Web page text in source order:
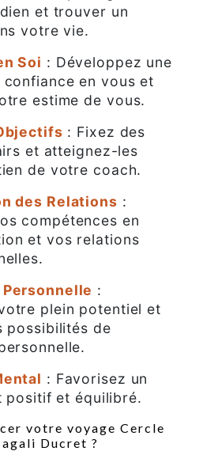
et trouver un
votre vie.
Soi : Développez une
en vous et
estime de vous.
: Fixez des
et atteignez-les
de votre coach.
des Relations :
compétences en
et vos relations
:
plein potentiel et
possibilités de
: Favorisez un
positif et équilibré.
votre voyage Cercle
Ducret ?